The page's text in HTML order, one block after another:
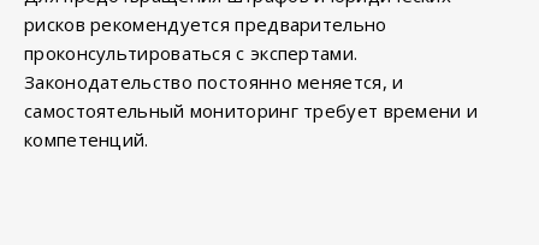
рисков рекомендуется предварительно
проконсультироваться с экспертами.
Законодательство постоянно меняется, и
самостоятельный мониторинг требует времени и
компетенций.